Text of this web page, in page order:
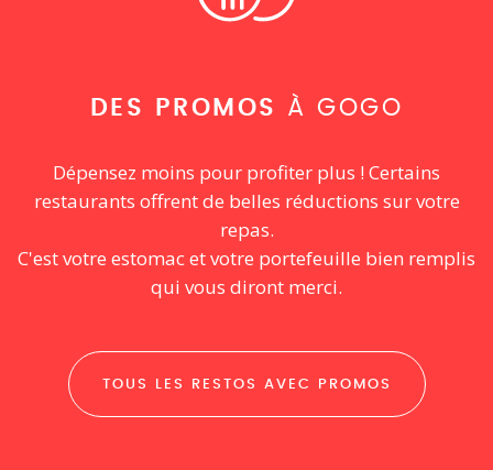
DES PROMOS À GOGO
Dépensez moins pour profiter plus ! Certains
restaurants offrent de belles réductions sur votre
repas.
C'est votre estomac et votre portefeuille bien remplis
qui vous diront merci.
TOUS LES RESTOS AVEC PROMOS